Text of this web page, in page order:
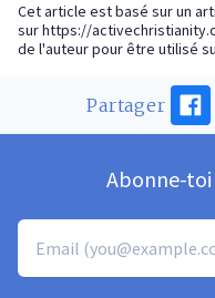
Cet article est basé sur un
surhttps://
de l'auteur pour être utilisé
Partager
Abonne-